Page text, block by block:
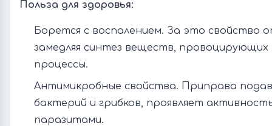
Польза для здоровья:
Борется с воспалением. За это свойство
замедляя синтез веществ, провоцирующих
процессы.
Антимикробные свойства. Приправа
бактерий и грибков, проявляет
паразитами.